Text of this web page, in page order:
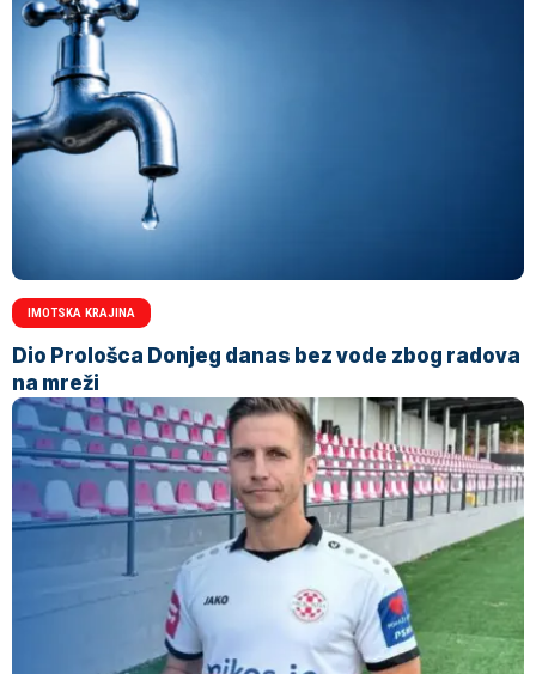
IMOTSKA KRAJINA
Dio Prološca Donjeg danas bez vode zbog radova
na mreži